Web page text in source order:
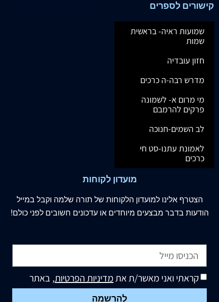
קישורים לספרים
שמועות ראיה- בראשית
שמות
חזון עובדיה
מדרש רבה-ה כרכים
מי מרום א- לשמונה
פרקים להרמבם
לב השמים-חנוכה
לאמונת עתנו-סט חי
כרכים
מועדון לקוחות
הצטרף אלינו למועדון הלקוחות של תורה שלמה וקבל במייל
הודעות בדבר מבצעים מיוחדים או עדכונים חשובים לפני כולם!
קראתי ואני מאשר/ת אתמדיניות הפרטיות, באתר
להרשמה